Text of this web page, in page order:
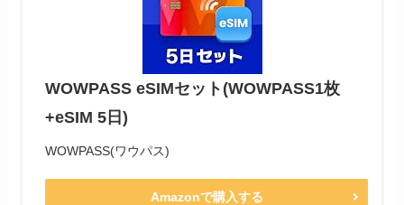
WOWPASS eSIMセット(WOWPASS1枚
+eSIM 5日)
WOWPASS(ワウパス)
Amazonで購入する